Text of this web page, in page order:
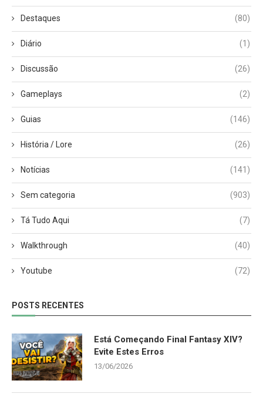
Destaques (80)
Diário (1)
Discussão (26)
Gameplays (2)
Guias (146)
História / Lore (26)
Notícias (141)
Sem categoria (903)
Tá Tudo Aqui (7)
Walkthrough (40)
Youtube (72)
POSTS RECENTES
Está Começando Final Fantasy XIV?
Evite Estes Erros
13/06/2026